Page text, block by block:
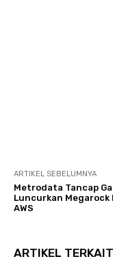
ARTIKEL SEBELUMNYA
Metrodata Tancap
Luncurkan Megarock
AWS
ARTIKEL TERKAIT